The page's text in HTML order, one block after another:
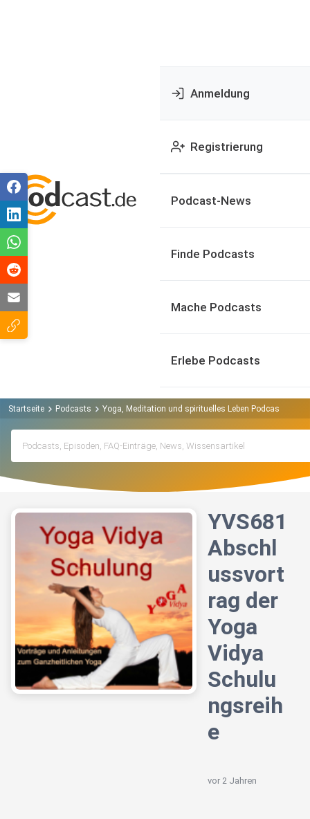
Anmeldung
Registrierung
Podcast-News
Finde Podcasts
Mache Podcasts
Erlebe Podcasts
Startseite Podcasts Yoga, Meditation und spirituelles Leben Podcast
YVS681
Abschl
ussvort
rag der
Yoga
Vidya
Schulu
ngsreih
e
vor 2 Jahren